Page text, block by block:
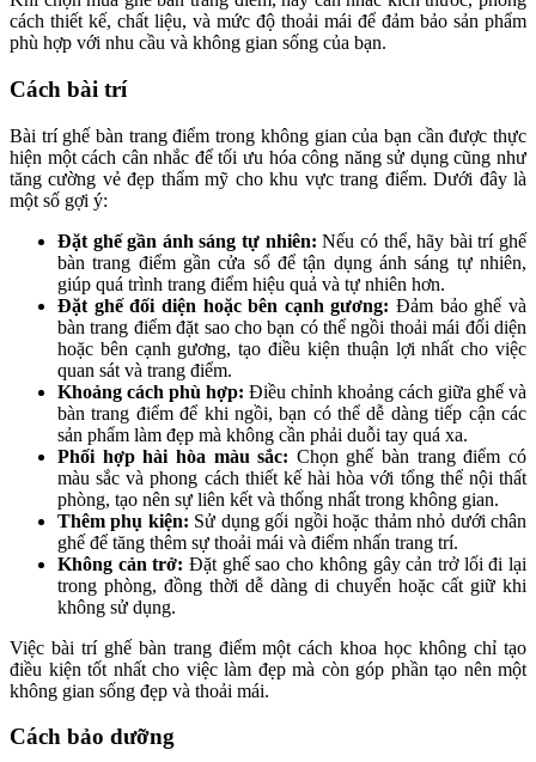
cách thiết kế, chất liệu, và mức độ thoải mái để đảm bảo sản phẩm
phù hợp với nhu cầu và không gian sống của bạn.
Cách bài trí
Bài trí ghế bàn trang điểm trong không gian của bạn cần được thực
hiện một cách cân nhắc để tối ưu hóa công năng sử dụng cũng như
tăng cường vẻ đẹp thẩm mỹ cho khu vực trang điểm. Dưới đây là
một số gợi ý:
Đặt ghế gần ánh sáng tự nhiên: Nếu có thể, hãy bài trí ghế
bàn trang điểm gần cửa sổ để tận dụng ánh sáng tự nhiên,
giúp quá trình trang điểm hiệu quả và tự nhiên hơn.
Đặt ghế đối diện hoặc bên cạnh gương: Đảm bảo ghế và
bàn trang điểm đặt sao cho bạn có thể ngồi thoải mái đối diện
hoặc bên cạnh gương, tạo điều kiện thuận lợi nhất cho việc
quan sát và trang điểm.
Khoảng cách phù hợp: Điều chỉnh khoảng cách giữa ghế và
bàn trang điểm để khi ngồi, bạn có thể dễ dàng tiếp cận các
sản phẩm làm đẹp mà không cần phải duỗi tay quá xa.
Phối hợp hài hòa màu sắc: Chọn ghế bàn trang điểm có
màu sắc và phong cách thiết kế hài hòa với tổng thể nội thất
phòng, tạo nên sự liên kết và thống nhất trong không gian.
Thêm phụ kiện: Sử dụng gối ngồi hoặc thảm nhỏ dưới chân
ghế để tăng thêm sự thoải mái và điểm nhấn trang trí.
Không cản trở: Đặt ghế sao cho không gây cản trở lối đi lại
trong phòng, đồng thời dễ dàng di chuyển hoặc cất giữ khi
không sử dụng.
Việc bài trí ghế bàn trang điểm một cách khoa học không chỉ tạo
điều kiện tốt nhất cho việc làm đẹp mà còn góp phần tạo nên một
không gian sống đẹp và thoải mái.
Cách bảo dưỡng